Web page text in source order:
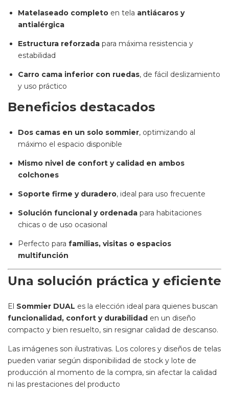
Matelaseado completo en tela antiácaros y
antialérgica
Estructura reforzada para máxima resistencia y
estabilidad
Carro cama inferior con ruedas, de fácil deslizamiento
y uso práctico
Beneficios destacados
Dos camas en un solo sommier, optimizando al
máximo el espacio disponible
Mismo nivel de confort y calidad en ambos
colchones
Soporte firme y duradero, ideal para uso frecuente
Solución funcional y ordenada para habitaciones
chicas o de uso ocasional
Perfecto para familias, visitas o espacios
multifunción
Una solución práctica y eficiente
El Sommier DUAL es la elección ideal para quienes buscan
funcionalidad, confort y durabilidad en un diseño
compacto y bien resuelto, sin resignar calidad de descanso.
Las imágenes son ilustrativas. Los colores y diseños de telas
pueden variar según disponibilidad de stock y lote de
producción al momento de la compra, sin afectar la calidad
ni las prestaciones del producto